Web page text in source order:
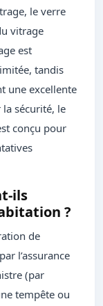
le verre
vitrage
est
tandis
une excellente
sécurité, le
conçu pour
ils
?
de
l’assurance
(par
tempête ou